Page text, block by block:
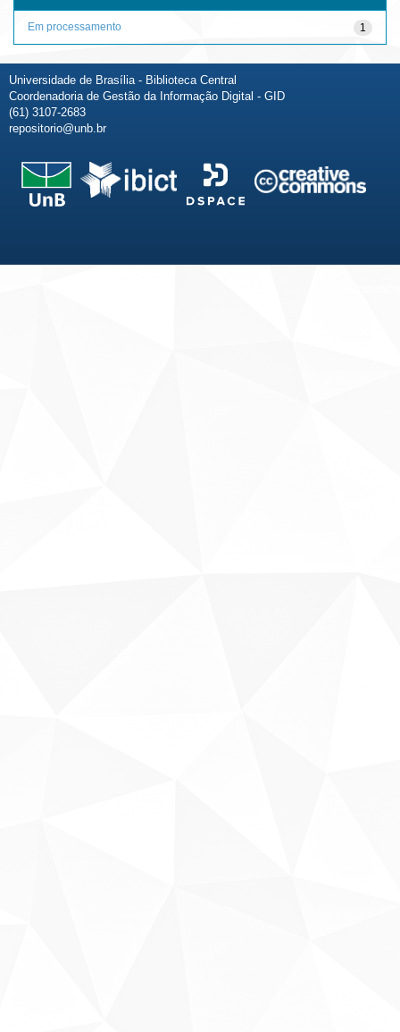
1
Em processamento
Universidade de Brasília - Biblioteca Central
Coordenadoria de Gestão da Informação Digital - GID
(61) 3107-2683
repositorio@unb.br